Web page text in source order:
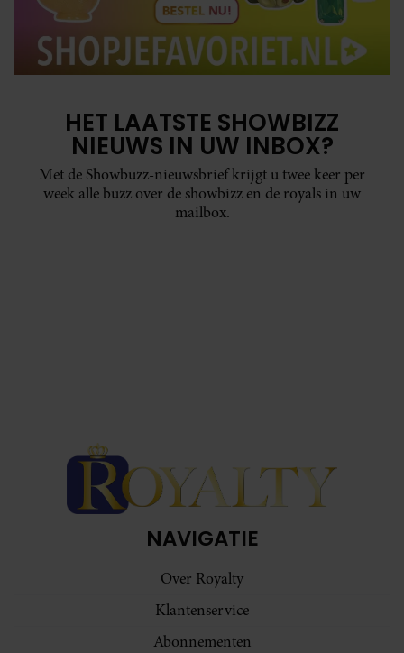
HET LAATSTE SHOWBIZZ
NIEUWS IN UW INBOX?
Met de Showbuzz-nieuwsbrief krijgt u twee keer per
week alle buzz over de showbizz en de royals in uw
mailbox.
NAVIGATIE
Over Royalty
Klantenservice
Abonnementen